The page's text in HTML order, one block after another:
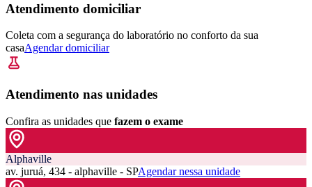
Atendimento domiciliar
Coleta com a segurança do laboratório no conforto da sua
casaAgendar domiciliar
Atendimento nas unidades
Confira as unidades que fazem o exame
Alphaville
av. juruá, 434 - alphaville - SPAgendar nessa unidade